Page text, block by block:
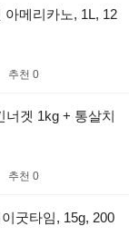
메리카노, 1L, 12
추천 0
너겟 1kg + 통살치
추천 0
굿타임, 15g, 200